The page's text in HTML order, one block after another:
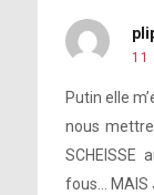
11
Putin elle
nous mettre
SCHEISSE
fous… MAIS